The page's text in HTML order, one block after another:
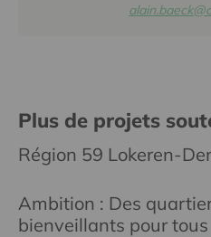
Plus de projets
Région 59 Lokeren-
Ambition : Des
bienveillants pour tous